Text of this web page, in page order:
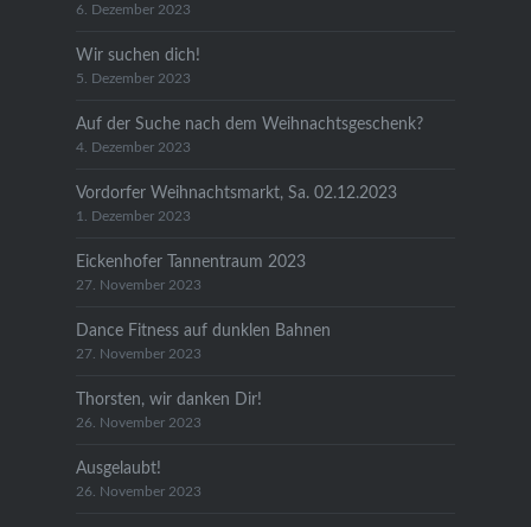
6. Dezember 2023
Wir suchen dich!
5. Dezember 2023
Auf der Suche nach dem Weihnachtsgeschenk?
4. Dezember 2023
Vordorfer Weihnachtsmarkt, Sa. 02.12.2023
1. Dezember 2023
Eickenhofer Tannentraum 2023
27. November 2023
Dance Fitness auf dunklen Bahnen
27. November 2023
Thorsten, wir danken Dir!
26. November 2023
Ausgelaubt!
26. November 2023